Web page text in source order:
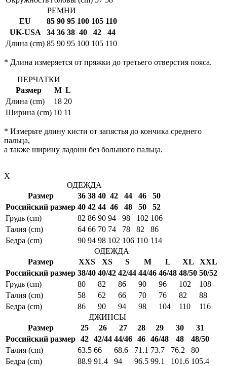
РЕМНИ
EU
85 90 95 100 105 110
UK-USA
34 36 38 40 42
44
Длина (cm) 85 90 95 100 105 110
* Длина измеряется от пряжки до третьего отверстия пояса.
ПЕРЧАТКИ
Размер
M L
Длина (cm)
18 20
Ширина (cm) 10 11
* Измерьте длину кисти от запястья до кончика среднего
пальца,
а также ширину ладони без большого пальца.
X
ОДЕЖДА
Размер
36 38 40 42 44 46
50
Российский размер 40 42 44 46 48 50
52
Грудь (cm)
82 86 90 94 98 102 106
Талия (cm)
64 66 70 74 78 82
86
Бедра (cm)
90 94 98 102 106 110 114
ОДЕЖДА
Размер
XXS XS S M L XL
XXL
Российский размер 38/40 40/42 42/44 44/46 46/48 48/50 50/52
Грудь (cm)
80 82 86 90 96 102
108
Талия (cm)
58 62 66 70 76 82
88
Бедра (cm)
86 90 94 98 104 110
116
ДЖИНСЫ
Размер
25 26 27 28 29 30
31
Российский размер 42 42/44 44/46 46 46/48 48
48/50
Талия (cm)
63.5 66 68.6 71.1 73.7 76.2
80
Бедра (cm)
88.9 91.4 94 96.5 99.1 101.6 105.4